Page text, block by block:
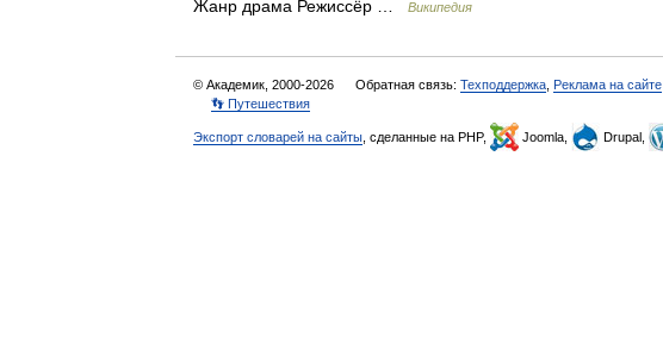
Жанр драма Режиссёр …
Википедия
© Академик, 2000-2026 Обратная связь: Техподдержка Реклама на сайте
👣 Путешествия
Экспорт словарей на сайты , сделанные на PHP, Joomla, Drupal,